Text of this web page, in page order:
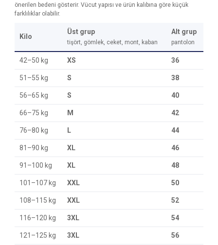
önerilen bedeni gösterir. Vücut yapısı ve ürün kalıbına göre küçük
farklılıklar olabilir.
Kilo
Üst grup
tişört, gömlek, ceket, mont, kaban
Alt grup
pantolon
42–50 kg XS 36
51–55 kg S 38
56–65 kg S 40
66–75 kg M 42
76–80 kg L 44
81–90 kg XL 46
91–100 kg XL 48
101–107 kg XXL 50
108–115 kg XXL 52
116–120 kg 3XL 54
121–125 kg 3XL 56